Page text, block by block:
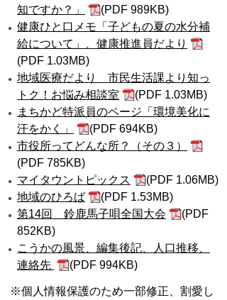
知ですか？」
(PDF 989KB)
健康ひと口メモ「子どもの夏の水分補
給について」、健康推進員だより
(PDF 1.03MB)
地域医療だより 市民生活課より知っ
トク！お悩み相談室
(PDF 1.03MB)
まちかど特派員のページ「環境美化に
汗をかく」
(PDF 694KB)
市役所ってどんな所？（その３）
(PDF 785KB)
マイタウントピックス
(PDF 1.06MB)
地域のひろば
(PDF 1.53MB)
第14回 鈴鹿馬子唄全国大会
(PDF
852KB)
こうかの風景、編集後記、人口推移、
連絡先
(PDF 994KB)
※個人情報保護のため一部修正、割愛し